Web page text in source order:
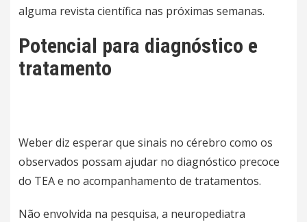
alguma revista científica nas próximas semanas.
Potencial para diagnóstico e
tratamento
Weber diz esperar que sinais no cérebro como os
observados possam ajudar no diagnóstico precoce
do TEA e no acompanhamento de tratamentos.
Não envolvida na pesquisa, a neuropediatra